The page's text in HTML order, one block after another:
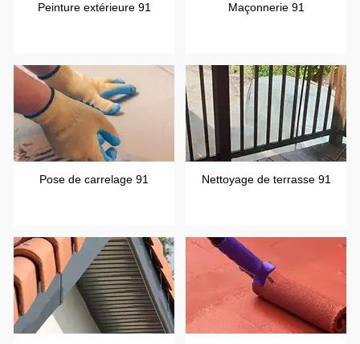
Peinture extérieure 91 Maçonnerie 91
Pose de carrelage 91 Nettoyage de terrasse 91